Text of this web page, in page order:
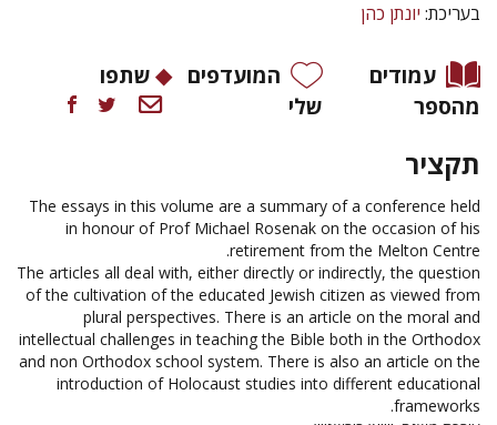
בעריכת: יונתן כהן
עמודים
מהספר
המועדפים
שלי
שתפו
תקציר
The essays in this volume are a summary of a conference held
in honour of Prof Michael Rosenak on the occasion of his
retirement from the Melton Centre.
The articles all deal with, either directly or indirectly, the question
of the cultivation of the educated Jewish citizen as viewed from
plural perspectives. There is an article on the moral and
intellectual challenges in teaching the Bible both in the Orthodox
and non Orthodox school system. There is also an article on the
introduction of Holocaust studies into different educational
frameworks.